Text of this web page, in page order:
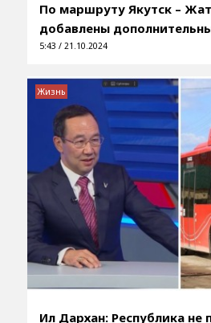
По маршруту Якутск –
добавлены
5:43 / 21.10.2024
Ил Дархан: Республика не
Жизнь